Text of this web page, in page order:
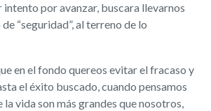
por avanzar, buscara llevarnos
“seguridad”, al terreno de lo
en el fondo quereos evitar el fracaso y
el éxito buscado, cuando pensamos
la vida son más grandes que nosotros,